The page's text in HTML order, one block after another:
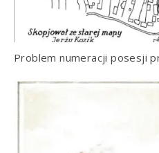
Problem numeracji posesji